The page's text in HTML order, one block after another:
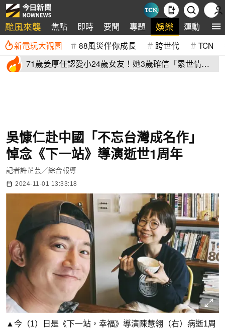
颱風來襲 焦點 即時 要聞 專題 娛樂 運動 全
新電玩大觀園 88風災伴你成長 跨世代 TCN
71歲姜厚任認愛小24歲女友！她3歲確信「累世情
吳慷仁赴中國「不忘台灣成名作」
悼念《下一站》導演逝世1周年
記者許芷芸／綜合報導
2024-11-01 13:33:18
▲今（1）日是《下一站，幸福》導演陳慧翎（右）病逝1周